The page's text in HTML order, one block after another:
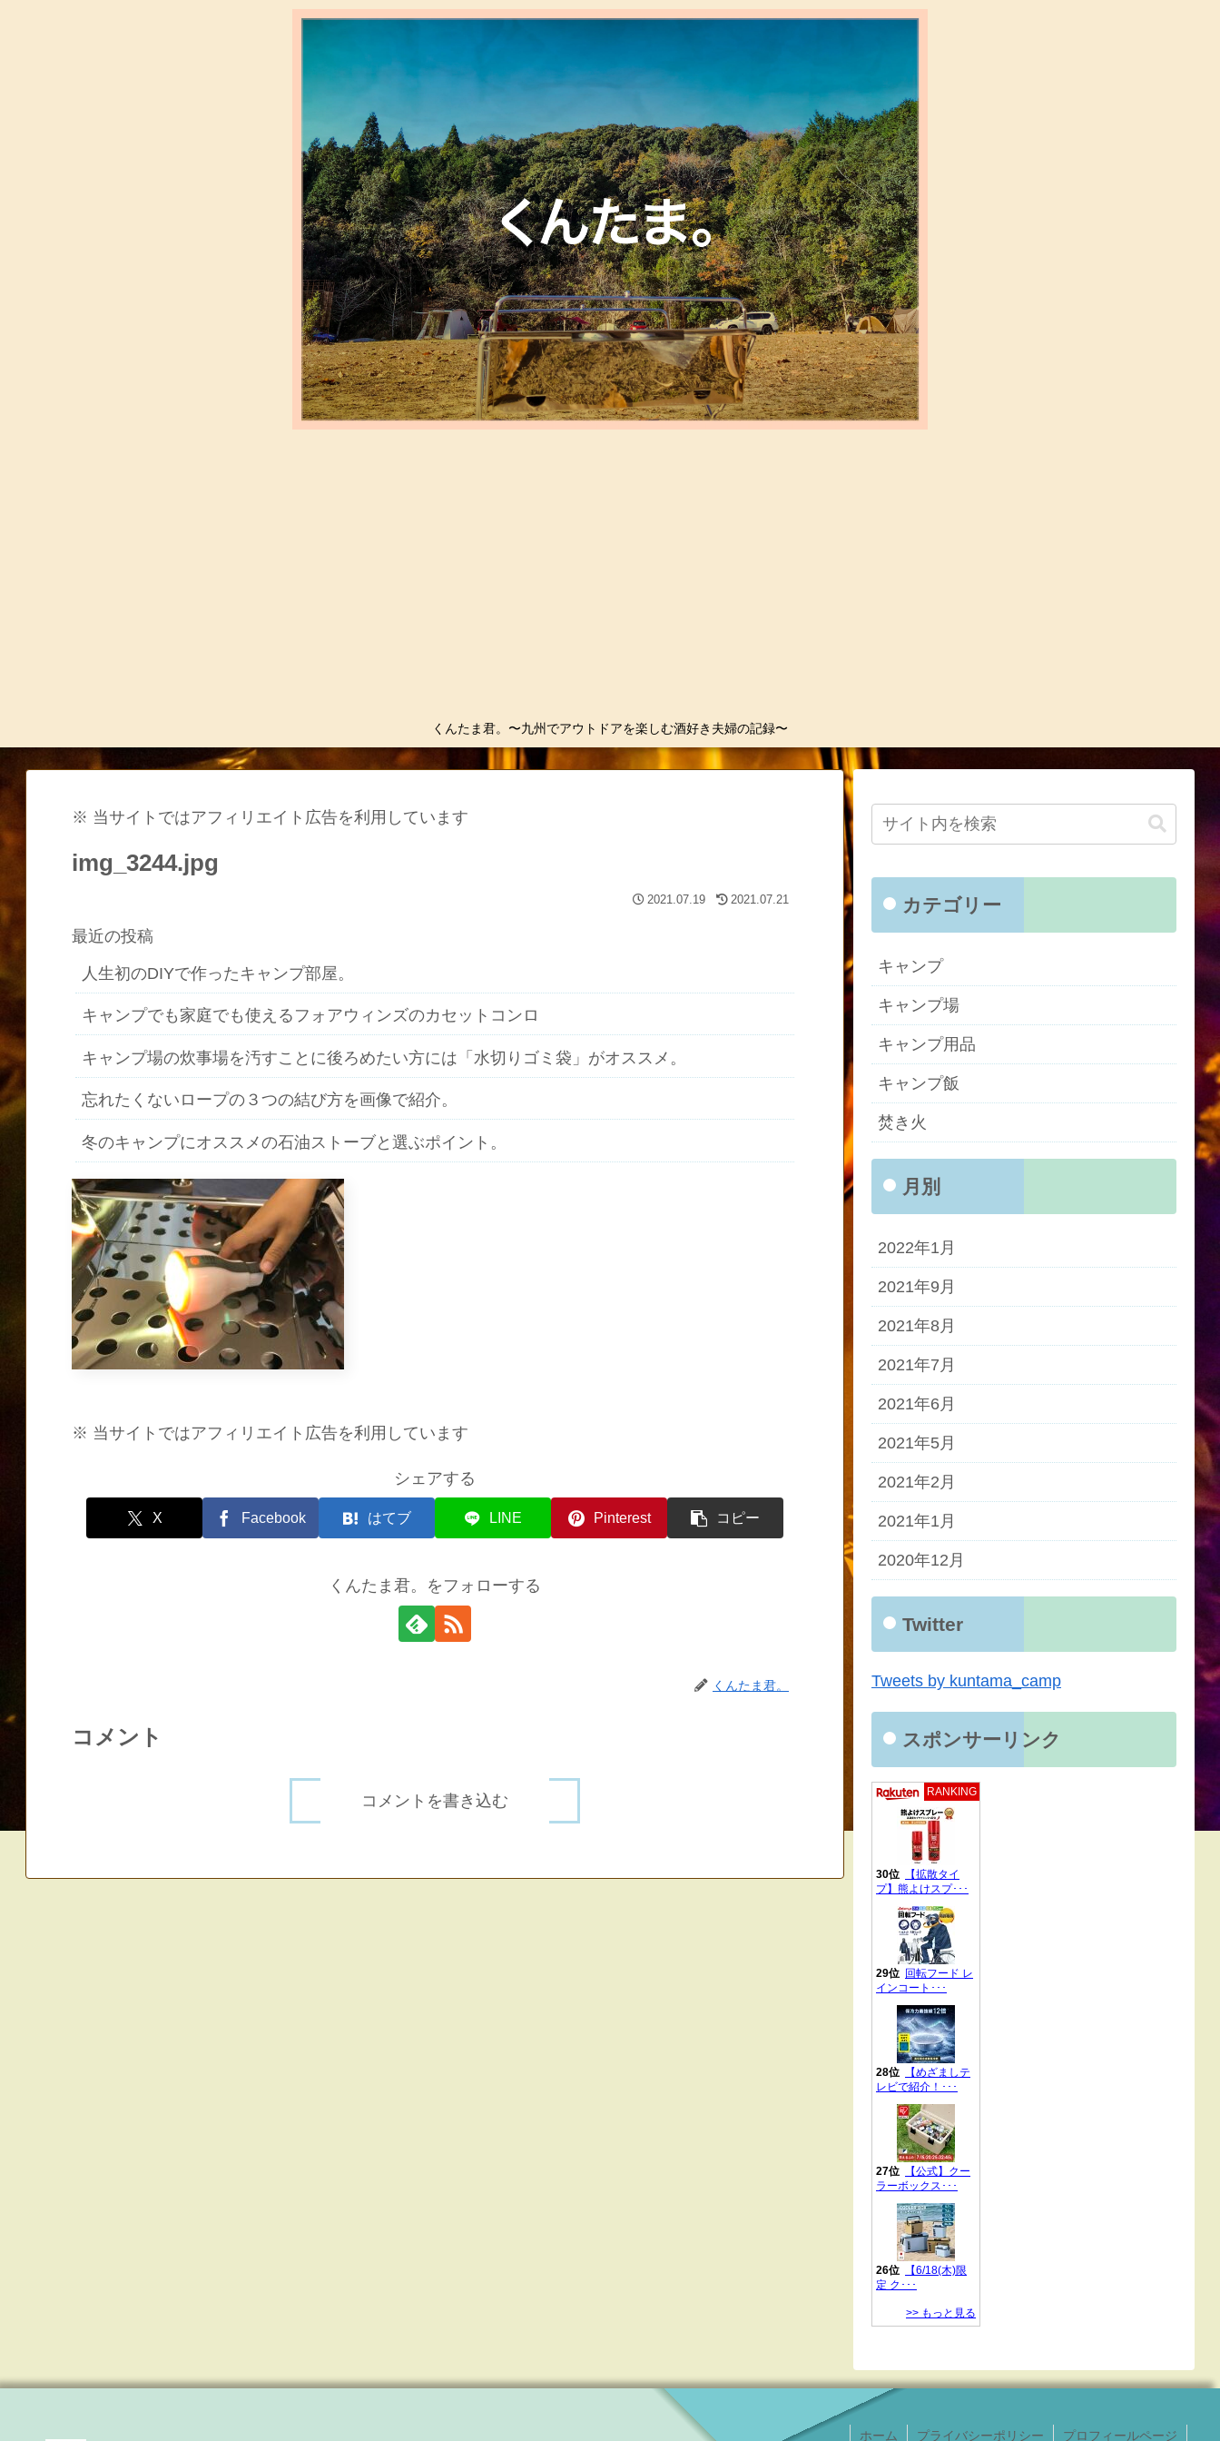
くんたま君。〜九州でアウトドアを楽しむ酒好き夫婦の記録〜
※ 当サイトではアフィリエイト広告を利用しています
img_3244.jpg
2021.07.19 2021.07.21
最近の投稿
人生初のDIYで作ったキャンプ部屋。
キャンプでも家庭でも使えるフォアウィンズのカセットコンロ
キャンプ場の炊事場を汚すことに後ろめたい方には「水切りゴミ袋」がオススメ。
忘れたくないロープの３つの結び方を画像で紹介。
冬のキャンプにオススメの石油ストーブと選ぶポイント。
※ 当サイトではアフィリエイト広告を利用しています
シェアする
X Facebook はてブ LINE Pinterest コピー
くんたま君。をフォローする
くんたま君。
コメント
コメントを書き込む
カテゴリー
キャンプ
キャンプ場
キャンプ用品
キャンプ飯
焚き火
月別
2022年1月
2021年9月
2021年8月
2021年7月
2021年6月
2021年5月
2021年2月
2021年1月
2020年12月
Twitter
Tweets by kuntama_camp
スポンサーリンク
ホーム プライバシーポリシー プロフィールページ